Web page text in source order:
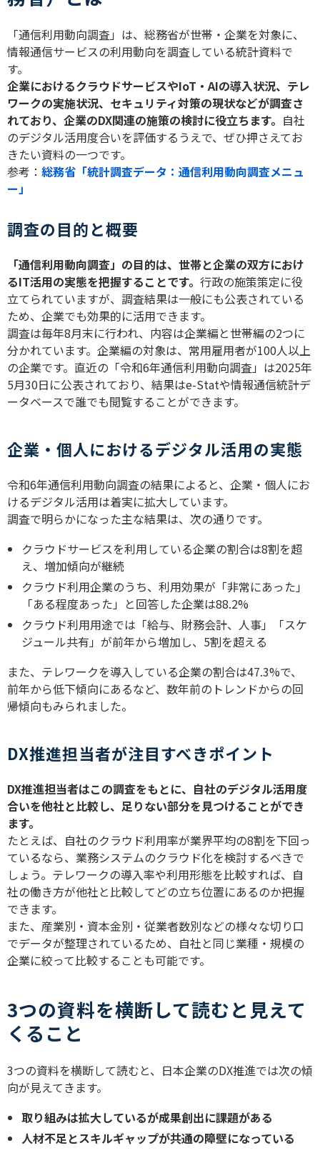
「通信利用動向調査」は、総務省が世帯・企業を対象に、
情報通信サービスの利用動向を調査している統計資料で
す。
企業におけるクラウドサービスやIoT ・AIの導入状況、テレ
ワークの実施状況、セキュリティ対策の現状などが調査さ
れており、企業のDX関連の施策の検討に役立ちます。 自社
のデジタル活用度合いを評価するうえで、ぜひ押さえてお
きたい資料の一つです。
参考： 総務省「統計調査データ：通信利用動向調査メニュ
ー」
調査の目的と概要
「通信利用動向調査」の目的は、世帯と企業の双方におけ
るIT活用の実態を把握することです。 行政の施策策定に役
立てられていますが、調査結果は一般にも公表されている
ため、企業でも効果的に活用できます。
調査は毎年8月末に行われ、内容は企業編と世帯編の2つに
分かれています。企業編の対象は、常用雇用者が100人以上
の企業です。直近の「令和6年通信利用動向調査」は2025年
5月30日に公表されており、結果はe-Statや情報通信統計デ
ータベースで誰でも閲覧することができます。
企業・個人におけるデジタル活用の実態
令和6年通信利用動向調査の結果によると、企業・個人にお
けるデジタル活用は着実に拡大しています。
調査で明らかになった主な結果は、次の通りです。
クラウドサービスを利用している企業の割合は8割を超
え、増加傾向が継続
クラウド利用企業のうち、利用効果が「非常にあった」
「ある程度あった」と回答した企業は88.2%
クラウド利用用途では「給与、財務会計、人事」「スケ
ジュール共有」が前年から増加し、 5割を超える
また、テレワークを導入している企業の割合は47.3%で、
前年から低下傾向にあるなど、数年前のトレンドからの回
帰傾向もみられました。
DX推進担当者が注目すべきポイント
DX推進担当者はこの調査をもとに、自社のデジタル活用度
合いを他社と比較し、足りない部分を見つけることができ
ます。
たとえば、自社のクラウド利用率が業界平均の8割を下回っ
ているなら、業務システムのクラウド化を検討するべきで
しょう。テレワークの導入率や利用形態を比較すれば、自
社の働き方が他社と比較してどの立ち位置にあるのか把握
できます。
また、産業別・資本金別・従業者数別などの様々な切り口
でデータが整理されているため、自社と同じ業種・規模の
企業に絞って比較することも可能です。
3つの資料を横断して読むと見えて
くること
3つの資料を横断して読むと、日本企業のDX推進では次の傾
向が見えてきます。
取り組みは拡大しているが成果創出に課題がある
人材不足とスキルギャップが共通の障壁になっている